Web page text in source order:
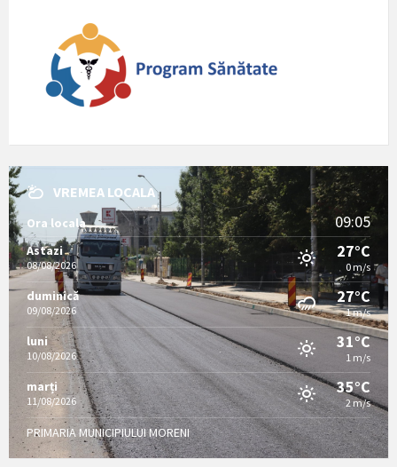
VREMEA LOCALA
Ora locala 09:05
Astazi
08/08/2026
27°C
0 m/s
duminică
09/08/2026
27°C
1 m/s
luni
10/08/2026
31°C
1 m/s
marți
11/08/2026
35°C
2 m/s
PRIMARIA MUNICIPIULUI MORENI